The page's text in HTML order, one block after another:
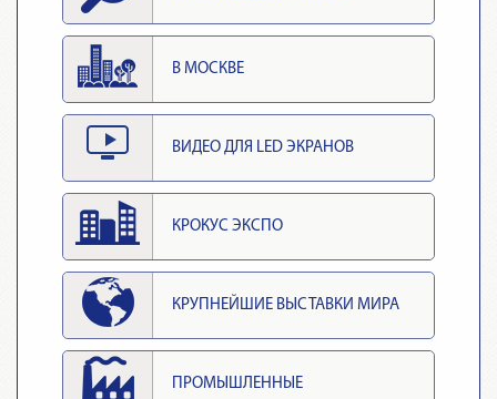
В МОСКВЕ
ВИДЕО ДЛЯ LED ЭКРАНОВ
КРОКУС ЭКСПО
КРУПНЕЙШИЕ ВЫСТАВКИ МИРА
ПРОМЫШЛЕННЫЕ